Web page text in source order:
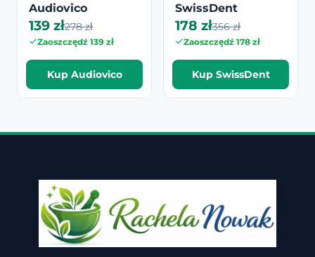
Audiovico
139 zł278 zł
Zaoszczędź 139 zł
Kup Audiovico
SwissDent
178 zł356 zł
Zaoszczędź 178 zł
Kup SwissDent